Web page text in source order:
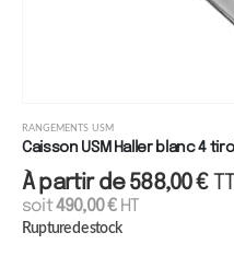
RANGEMENTS USM
Caisson USM Haller blanc 4
À partir de588,00€
soit490,00€HT
Rupture de stock